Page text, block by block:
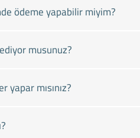
ödeme yapabilir miyim?
musunuz?
yapar mısınız?